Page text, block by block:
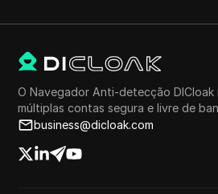
O Navegador Anti-detecção DICloak
múltiplas contas segura e livre de
business@dicloak.com